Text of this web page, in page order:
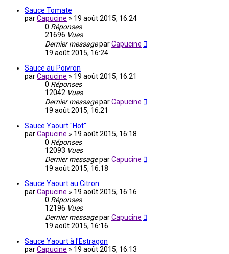
Sauce Tomate
parCapucine » 19 août 2015, 16:24
0 Réponses
21696 Vues
Dernier messageparCapucine
19 août 2015, 16:24
Sauce au Poivron
parCapucine » 19 août 2015, 16:21
0 Réponses
12042 Vues
Dernier messageparCapucine
19 août 2015, 16:21
Sauce Yaourt "Hot"
parCapucine » 19 août 2015, 16:18
0 Réponses
12093 Vues
Dernier messageparCapucine
19 août 2015, 16:18
Sauce Yaourt au Citron
parCapucine » 19 août 2015, 16:16
0 Réponses
12196 Vues
Dernier messageparCapucine
19 août 2015, 16:16
Sauce Yaourt à l'Estragon
parCapucine » 19 août 2015, 16:13